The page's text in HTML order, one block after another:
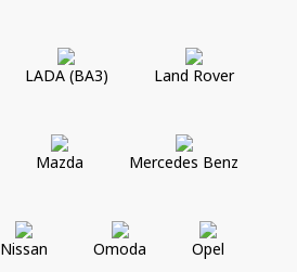
LADA (ВАЗ) Land Rover
Mazda Mercedes Benz
Nissan Omoda Opel